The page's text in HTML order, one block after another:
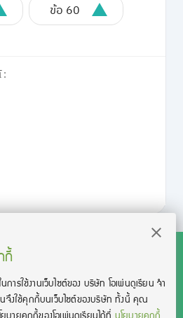
ข้อ 60
:
กี้
ารใช้งานเว็บไซต์ของ บริษัท โอเพ่นดูเรียน จํา
นจึงใช้คุกกี้บนเว็บไซต์ของบริษัท ทั้งนี้ คุณ
นดูเรียน จำกัด 2021 ©︎ OpenDurian
Co., Ltd.